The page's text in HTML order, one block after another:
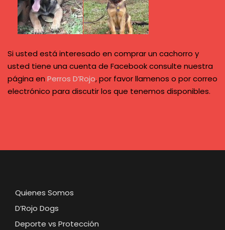
Si usted está interesado en comprar un cachorro y
usted tiene una cuenta de Facebook consulte nuestra
página en Perros D’Rojo, por favor llamenos o por correo
electrónico para discutir los que tenemos disponibles.
Quienes Somos
D’Rojo Dogs
Deporte vs Protección